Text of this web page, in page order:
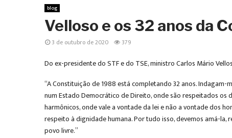
blog
Velloso e os 32 anos da
3 de outubro de 2020 379
Do ex-presidente do STF e do TSE, ministro Carlos Mário
“A Constituição de 1988 está completando 32 anos.
num Estado Democrático de Direito, onde são respeitados os
harmônicos, onde vale a vontade da lei e não a vontade dos
respeito à dignidade humana. Por tudo isso, devemos amá-la,
povo livre.”